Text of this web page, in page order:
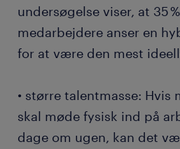
undersøgelse viser, at 35
medarbejdere anser en
for at være den mest
• større talentmasse: Hvis
skal møde fysisk ind på
dage om ugen, kan det